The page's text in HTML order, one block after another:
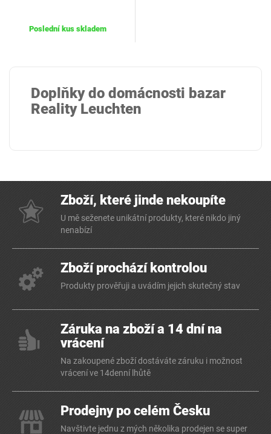
Poslední kus skladem
Doplňky do domácnosti bazar
Reality Leuchten
Zboží, které jinde nekoupíte
U mě seženete unikátní produkty, které nikdo jiný
nenabízí
Zboží prochází kontrolou
Produkty prověřuji a uvádím jejich skutečný stav
Záruka na zboží a 14 dní na
vrácení
Na zakoupené zboží dostáváte záruku i možnost
vrácení ve 14denní lhůtě
Prodejny po celém Česku
Navštivte jednu z mých několika prodejen se super